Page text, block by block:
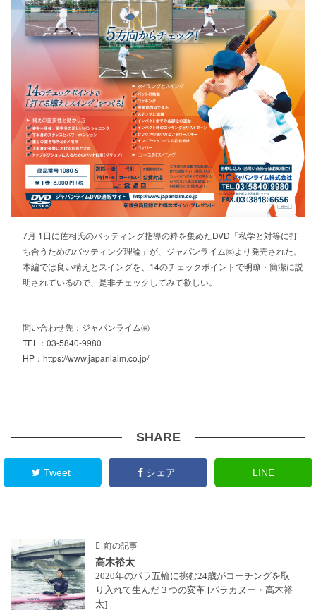
7月 1日に佐相氏のバッティング指導の粋を集めたDVD「私学と対等に打
ち合うためのバッティング理論」が、ジャパンライム㈱より発売された。
本編では良い構えとスイングを、14のチェックポイントで明瞭・簡潔に説
明されているので、是非チェックしてみて欲しい。
問い合わせ先：ジャパンライム㈱
TEL：03-5840-9980
HP： https://www.japanlaim.co.jp/
SHARE
Tweet シェア LINE
前の記事
高木裕太
2020年のパラ五輪に挑む24歳がコーチングを取
り入れて生んだ３つの変革 [パラカヌー・高木裕
太]